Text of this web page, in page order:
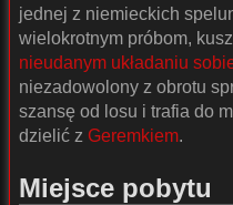
jednej z niemieckich
wielokrotnym próbom,
nieudanym układaniu
niezadowolony z obrotu
szansę od losu i trafia do
dzielić z Geremkiem.
Miejsce pobytu